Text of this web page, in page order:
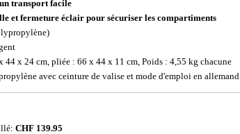
transport facile
et fermeture éclair pour sécuriser les compartiments
44 x 24 cm, pliée : 66 x 44 x 11 cm, Poids : 4,55 kg chacune
avec ceinture de valise et mode d'emploi en allemand
CHF 139.95